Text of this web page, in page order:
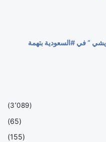
” في #السعودية بتهمة
(3٬089)
(65)
(155)